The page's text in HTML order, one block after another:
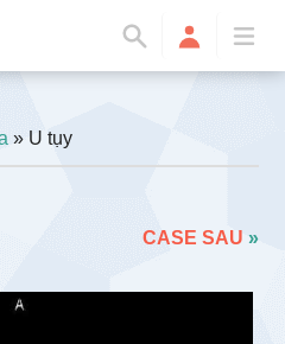
» U tụy
CASE SAU »